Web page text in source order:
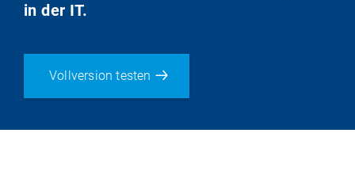
in der IT.
Vollversion testen